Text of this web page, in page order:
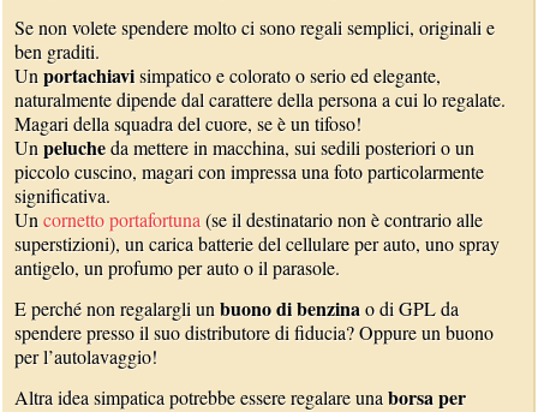
Se non volete spendere molto ci sono regali semplici, originali e
ben graditi.
Unportachiavisimpatico e colorato o serio ed elegante,
naturalmente dipende dal carattere della persona a cui lo regalate.
Magari della squadra del cuore, se è un tifoso!
Unpelucheda mettere in macchina, sui sedili posteriori o un
piccolo cuscino, magari con impressa una foto particolarmente
significativa.
Uncornetto portafortuna(se il destinatario non è contrario alle
superstizioni), un carica batterie del cellulare per auto, uno spray
antigelo, un profumo per auto o il parasole.
E perché non regalargli unbuono di benzinao di GPL da
spendere presso il suo distributore di fiducia? Oppure un buono
per l’autolavaggio!
Altra idea simpatica potrebbe essere regalare unaborsa per